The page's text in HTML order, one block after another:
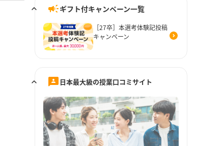
ギフト付キャンペーン一覧
［27卒］本選考体験記投稿
キャンペーン
日本最大級の授業口コミサイト